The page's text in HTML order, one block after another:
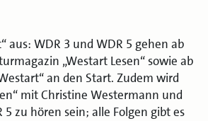
aus: WDR 3 und WDR 5 gehen ab
„Westart Lesen“ sowie ab
an den Start. Zudem wird
mit Christine Westermann und
zu hören sein; alle Folgen gibt es